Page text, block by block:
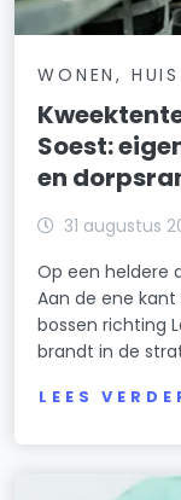
WONEN,
Soest:
en
31 augustus
Op een heldere
Aan de ene
bossen richting
brandt in de
LEES